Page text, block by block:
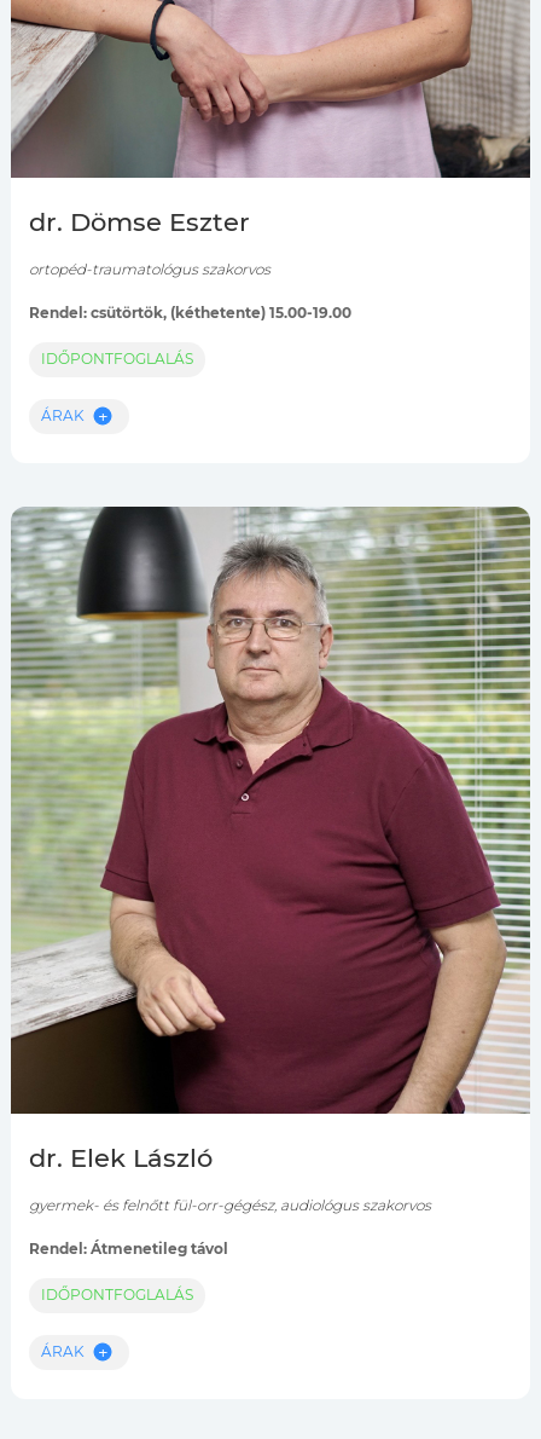
dr. Dömse Eszter
ortopéd-traumatológus szakorvos
Rendel: csütörtök, (kéthetente) 15.00-19.00
IDŐPONTFOGLALÁS
ÁRAK
dr. Elek László
gyermek- és felnőtt fül-orr-gégész, audiológus szakorvos
Rendel: Átmenetileg távol
IDŐPONTFOGLALÁS
ÁRAK